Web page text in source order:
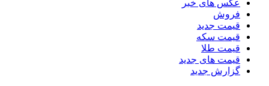
عکس های خبر
فروش
قیمت جدید
قیمت سکه
قیمت طلا
قیمت های جدید
گزارش جدید